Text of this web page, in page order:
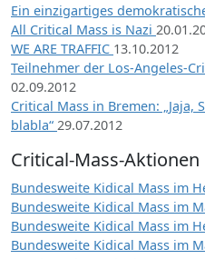
Ein einzigartiges
All Critical Mass is Nazi
WE ARE TRAFFIC 13.10.2012
Teilnehmer der Los-Angeles-
02.09.2012
Critical Mass in Bremen:
blabla“ 29.07.2012
Critical-Mass-Aktionen
Bundesweite Kidical Mass im
Bundesweite Kidical Mass im
Bundesweite Kidical Mass im
Bundesweite Kidical Mass im